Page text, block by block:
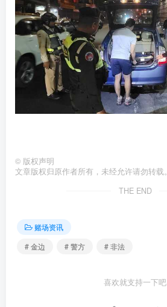
© 版权声明
文章版权归原作者所有，未经允许请勿转载。
THE END
赌场资讯
# 金边
# 警方 # 非法
喜欢就支持一下吧